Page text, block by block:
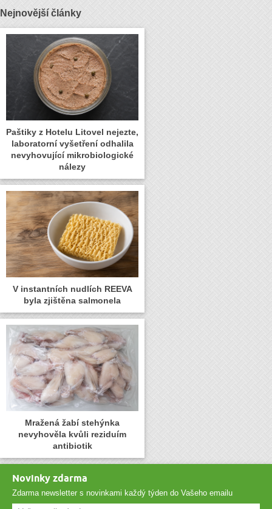
Nejnovější články
Paštiky z Hotelu Litovel nejezte,
laboratorní vyšetření odhalila
nevyhovující mikrobiologické
nálezy
V instantních nudlích REEVA
byla zjištěna salmonela
Mražená žabí stehýnka
nevyhověla kvůli reziduím
antibiotik
Novinky zdarma
Zdarma newsletter s novinkami každý týden do Vašeho emailu